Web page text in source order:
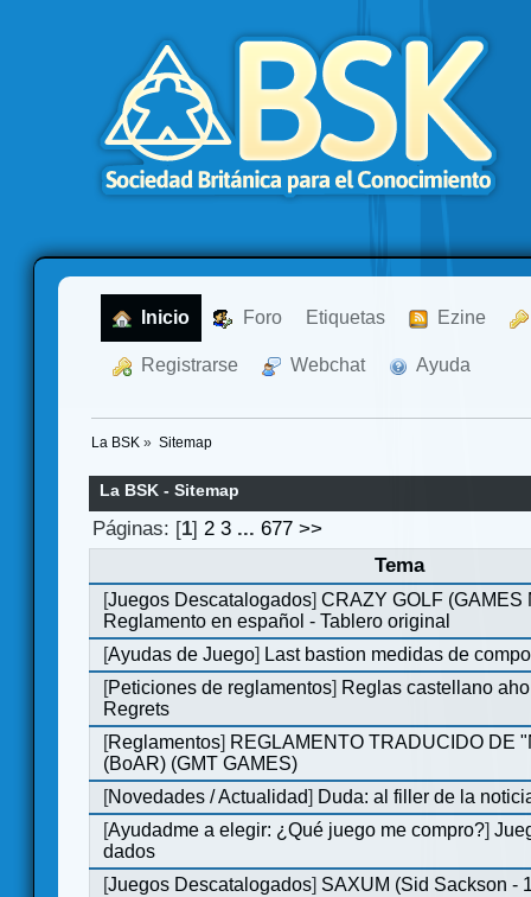
Inicio Foro Etiquetas Ezine
Registrarse Webchat Ayuda
La BSK » Sitemap
La BSK - Sitemap
Páginas: [1]2 3 ...677 >>
Tema
[Juegos Descatalogados]CRAZY GOLF (GAMES
Reglamento en español - Tablero original
[Ayudas de Juego] Last bastion medidas de
[Peticiones de reglamentos] Reglas castellano
Regrets
[Reglamentos] REGLAMENTO TRADUCIDO DE
(BoAR) (GMT GAMES)
[Novedades / Actualidad] Duda: al filler de la
[Ayudadme a elegir: ¿Qué juego me compro?]
dados
[Juegos Descatalogados] SAXUM (Sid Sackson -